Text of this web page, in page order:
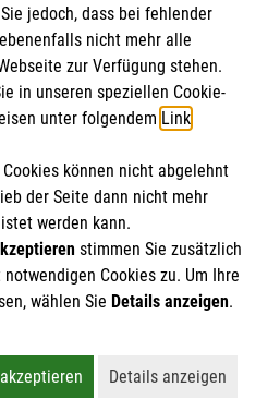
1201 2150 10
ist als eingetragene
jedoch, dass bei fehlender
nicht mehr alle
zur Verfügung stehen.
in unseren speziellen Cookie-
unter folgendem Link.
können nicht abgelehnt
der Seite dann nicht mehr
werden kann.
stimmen Sie zusätzlich
Cookies zu. Um Ihre
wählen Sie Details anzeigen.
essentiellen Cookies ab
Akzeptiert alle Cookies
Details anzeigen